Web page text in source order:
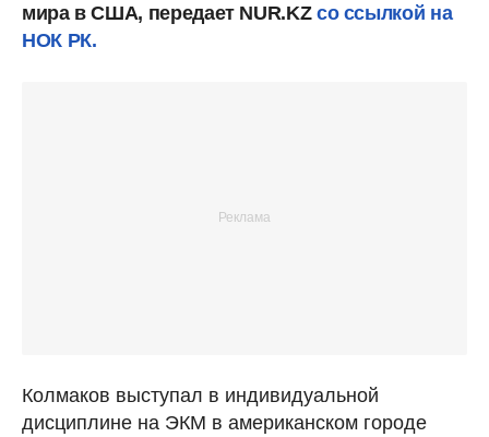
мира в США, передает NUR.KZ со ссылкой на
НОК РК.
Колмаков выступал в индивидуальной
дисциплине на ЭКМ в американском городе